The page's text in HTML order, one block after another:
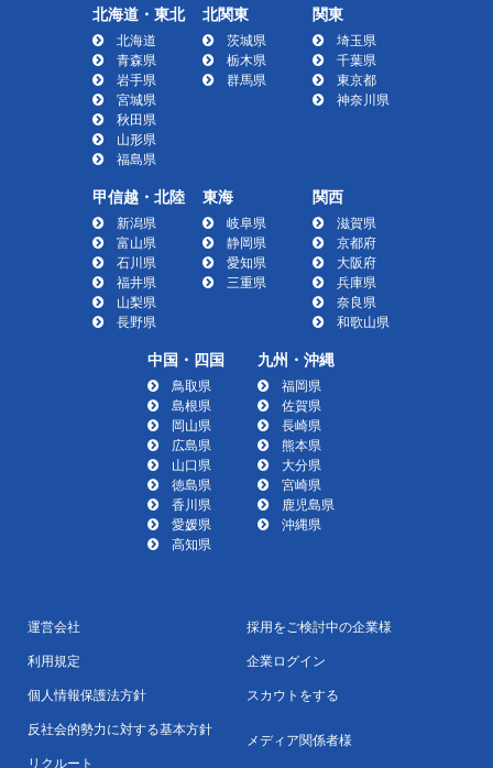
北海道・東北
北海道
青森県
岩手県
宮城県
秋田県
山形県
福島県
北関東
茨城県
栃木県
群馬県
関東
埼玉県
千葉県
東京都
神奈川県
甲信越・北陸
新潟県
富山県
石川県
福井県
山梨県
長野県
東海
岐阜県
静岡県
愛知県
三重県
関西
滋賀県
京都府
大阪府
兵庫県
奈良県
和歌山県
中国・四国
鳥取県
島根県
岡山県
広島県
山口県
徳島県
香川県
愛媛県
高知県
九州・沖縄
福岡県
佐賀県
長崎県
熊本県
大分県
宮崎県
鹿児島県
沖縄県
運営会社
利用規定
個人情報保護法方針
反社会的勢力に対する基本方針
リクルート
採用をご検討中の企業様
企業ログイン
スカウトをする
メディア関係者様